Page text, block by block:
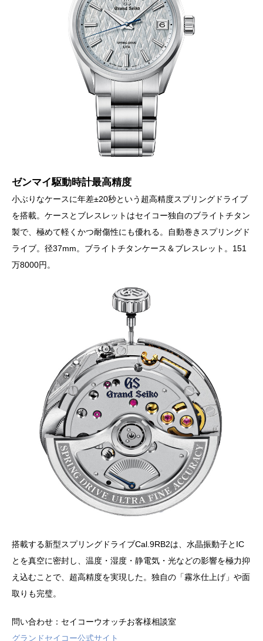
ゼンマイ駆動時計最高精度
小ぶりなケースに年差±20秒という超高精度スプリングドライブ
を搭載。ケースとブレスレットはセイコー独自のブライトチタン
製で、極めて軽くかつ耐傷性にも優れる。自動巻きスプリングド
ライブ。径37mm。ブライトチタンケース＆ブレスレット。151
万8000円。
搭載する新型スプリングドライブCal.9RB2は、水晶振動子とIC
とを真空に密封し、温度・湿度・静電気・光などの影響を極力抑
え込むことで、超高精度を実現した。独自の「霧氷仕上げ」や面
取りも完璧。
問い合わせ：セイコーウオッチお客様相談室
グランドセイコー公式サイト